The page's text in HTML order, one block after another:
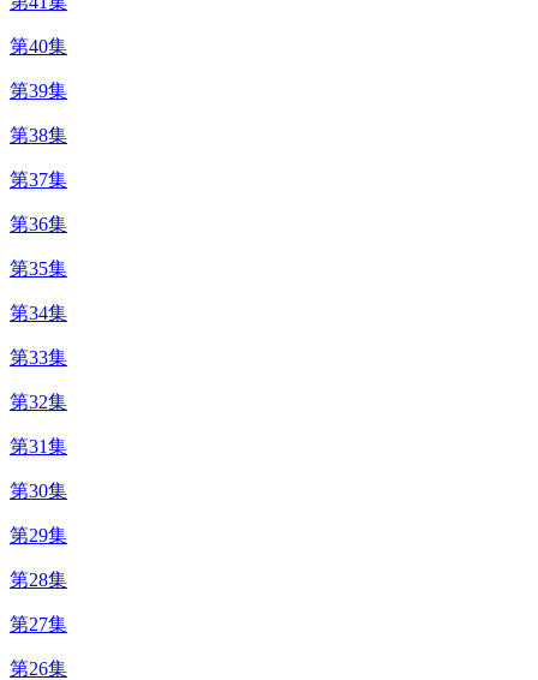
第40集
第39集
第38集
第37集
第36集
第35集
第34集
第33集
第32集
第31集
第30集
第29集
第28集
第27集
第26集